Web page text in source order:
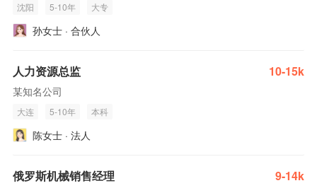
沈阳 5-10年 大专
孙女士 · 合伙人
人力资源总监 10-15k
某知名公司
大连 5-10年 本科
陈女士 · 法人
俄罗斯机械销售经理 9-14k